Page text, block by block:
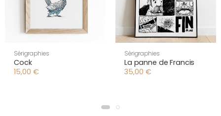
Sérigraphies
Cock
15,00 €
Sérigraphies
La panne de Francis
35,00 €